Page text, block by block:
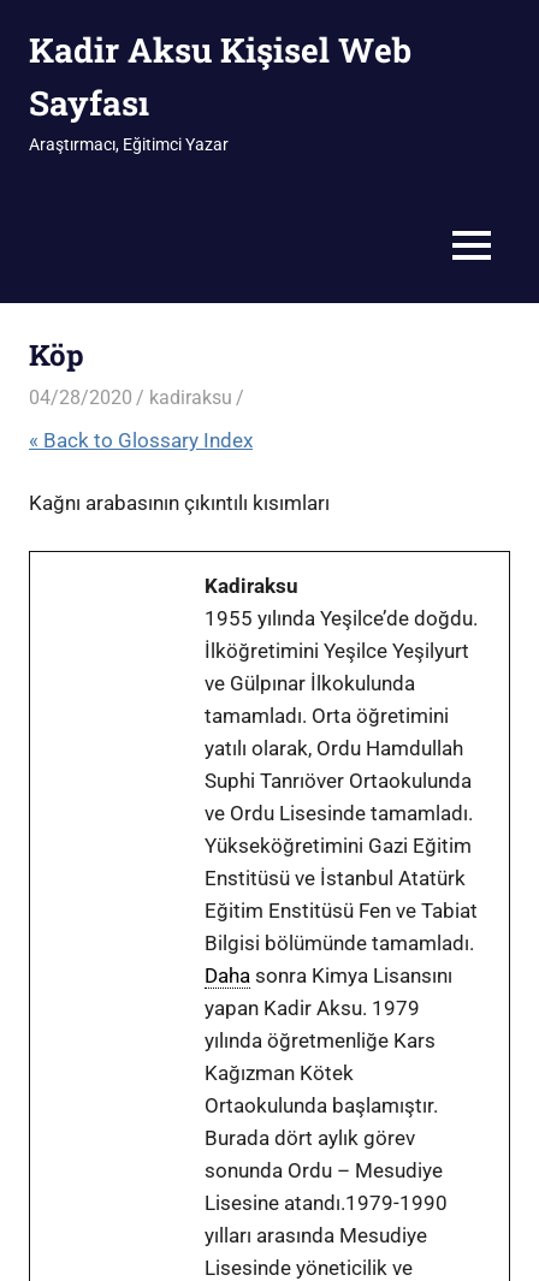
Kadir Aksu Kişisel Web
Sayfası
Araştırmacı, Eğitimci Yazar
MENÜ
Köp
04/28/2020 kadiraksu
« Back to Glossary Index
Kağnı arabasının çıkıntılı kısımları
Kadiraksu
1955 yılında Yeşilce’de doğdu.
İlköğretimini Yeşilce Yeşilyurt
ve Gülpınar İlkokulunda
tamamladı. Orta öğretimini
yatılı olarak, Ordu Hamdullah
Suphi Tanrıöver Ortaokulunda
ve Ordu Lisesinde tamamladı.
Yükseköğretimini Gazi Eğitim
Enstitüsü ve İstanbul Atatürk
Eğitim Enstitüsü Fen ve Tabiat
Bilgisi bölümünde tamamladı.
Daha sonra Kimya Lisansını
yapan Kadir Aksu. 1979
yılında öğretmenliğe Kars
Kağızman Kötek
Ortaokulunda başlamıştır.
Burada dört aylık görev
sonunda Ordu – Mesudiye
Lisesine atandı.1979-1990
yılları arasında Mesudiye
Lisesinde yöneticilik ve